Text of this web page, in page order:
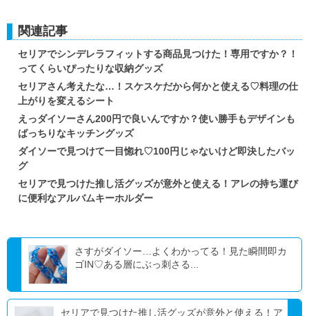
関連記事
セリアでシンデレラフィットする商品見つけた！専用ですか？！
ってくらいぴったりな収納グッズ
セリアさん考えたな…！スケスケだから何かと使える♡料理の仕
上がりを変えるシート
えっダイソーさん200円で良いんですか？使い勝手もデザインも
ばっちりなキッチングッズ
ダイソーで見つけて一目惚れ♡100円じゃないけど即決したバッ
グ
セリアで見つけた推し活グッズが意外と使える！アレの持ち運び
に便利なアルバムキーホルダー
さすがダイソー…よくわかってる！見た瞬間即カ
ゴIN♡ある層にぶっ刺さる...
セリアで見つけた推し活グッズが意外と使える！ア